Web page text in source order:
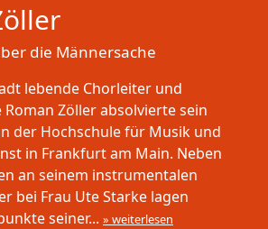
die Männersache
lebende Chorleiter und
Zöller absolvierte sein
der Hochschule für Musik und
in Frankfurt am Main. Neben
an seinem instrumentalen
bei Frau Ute Starke lagen
seiner... » weiterlesen